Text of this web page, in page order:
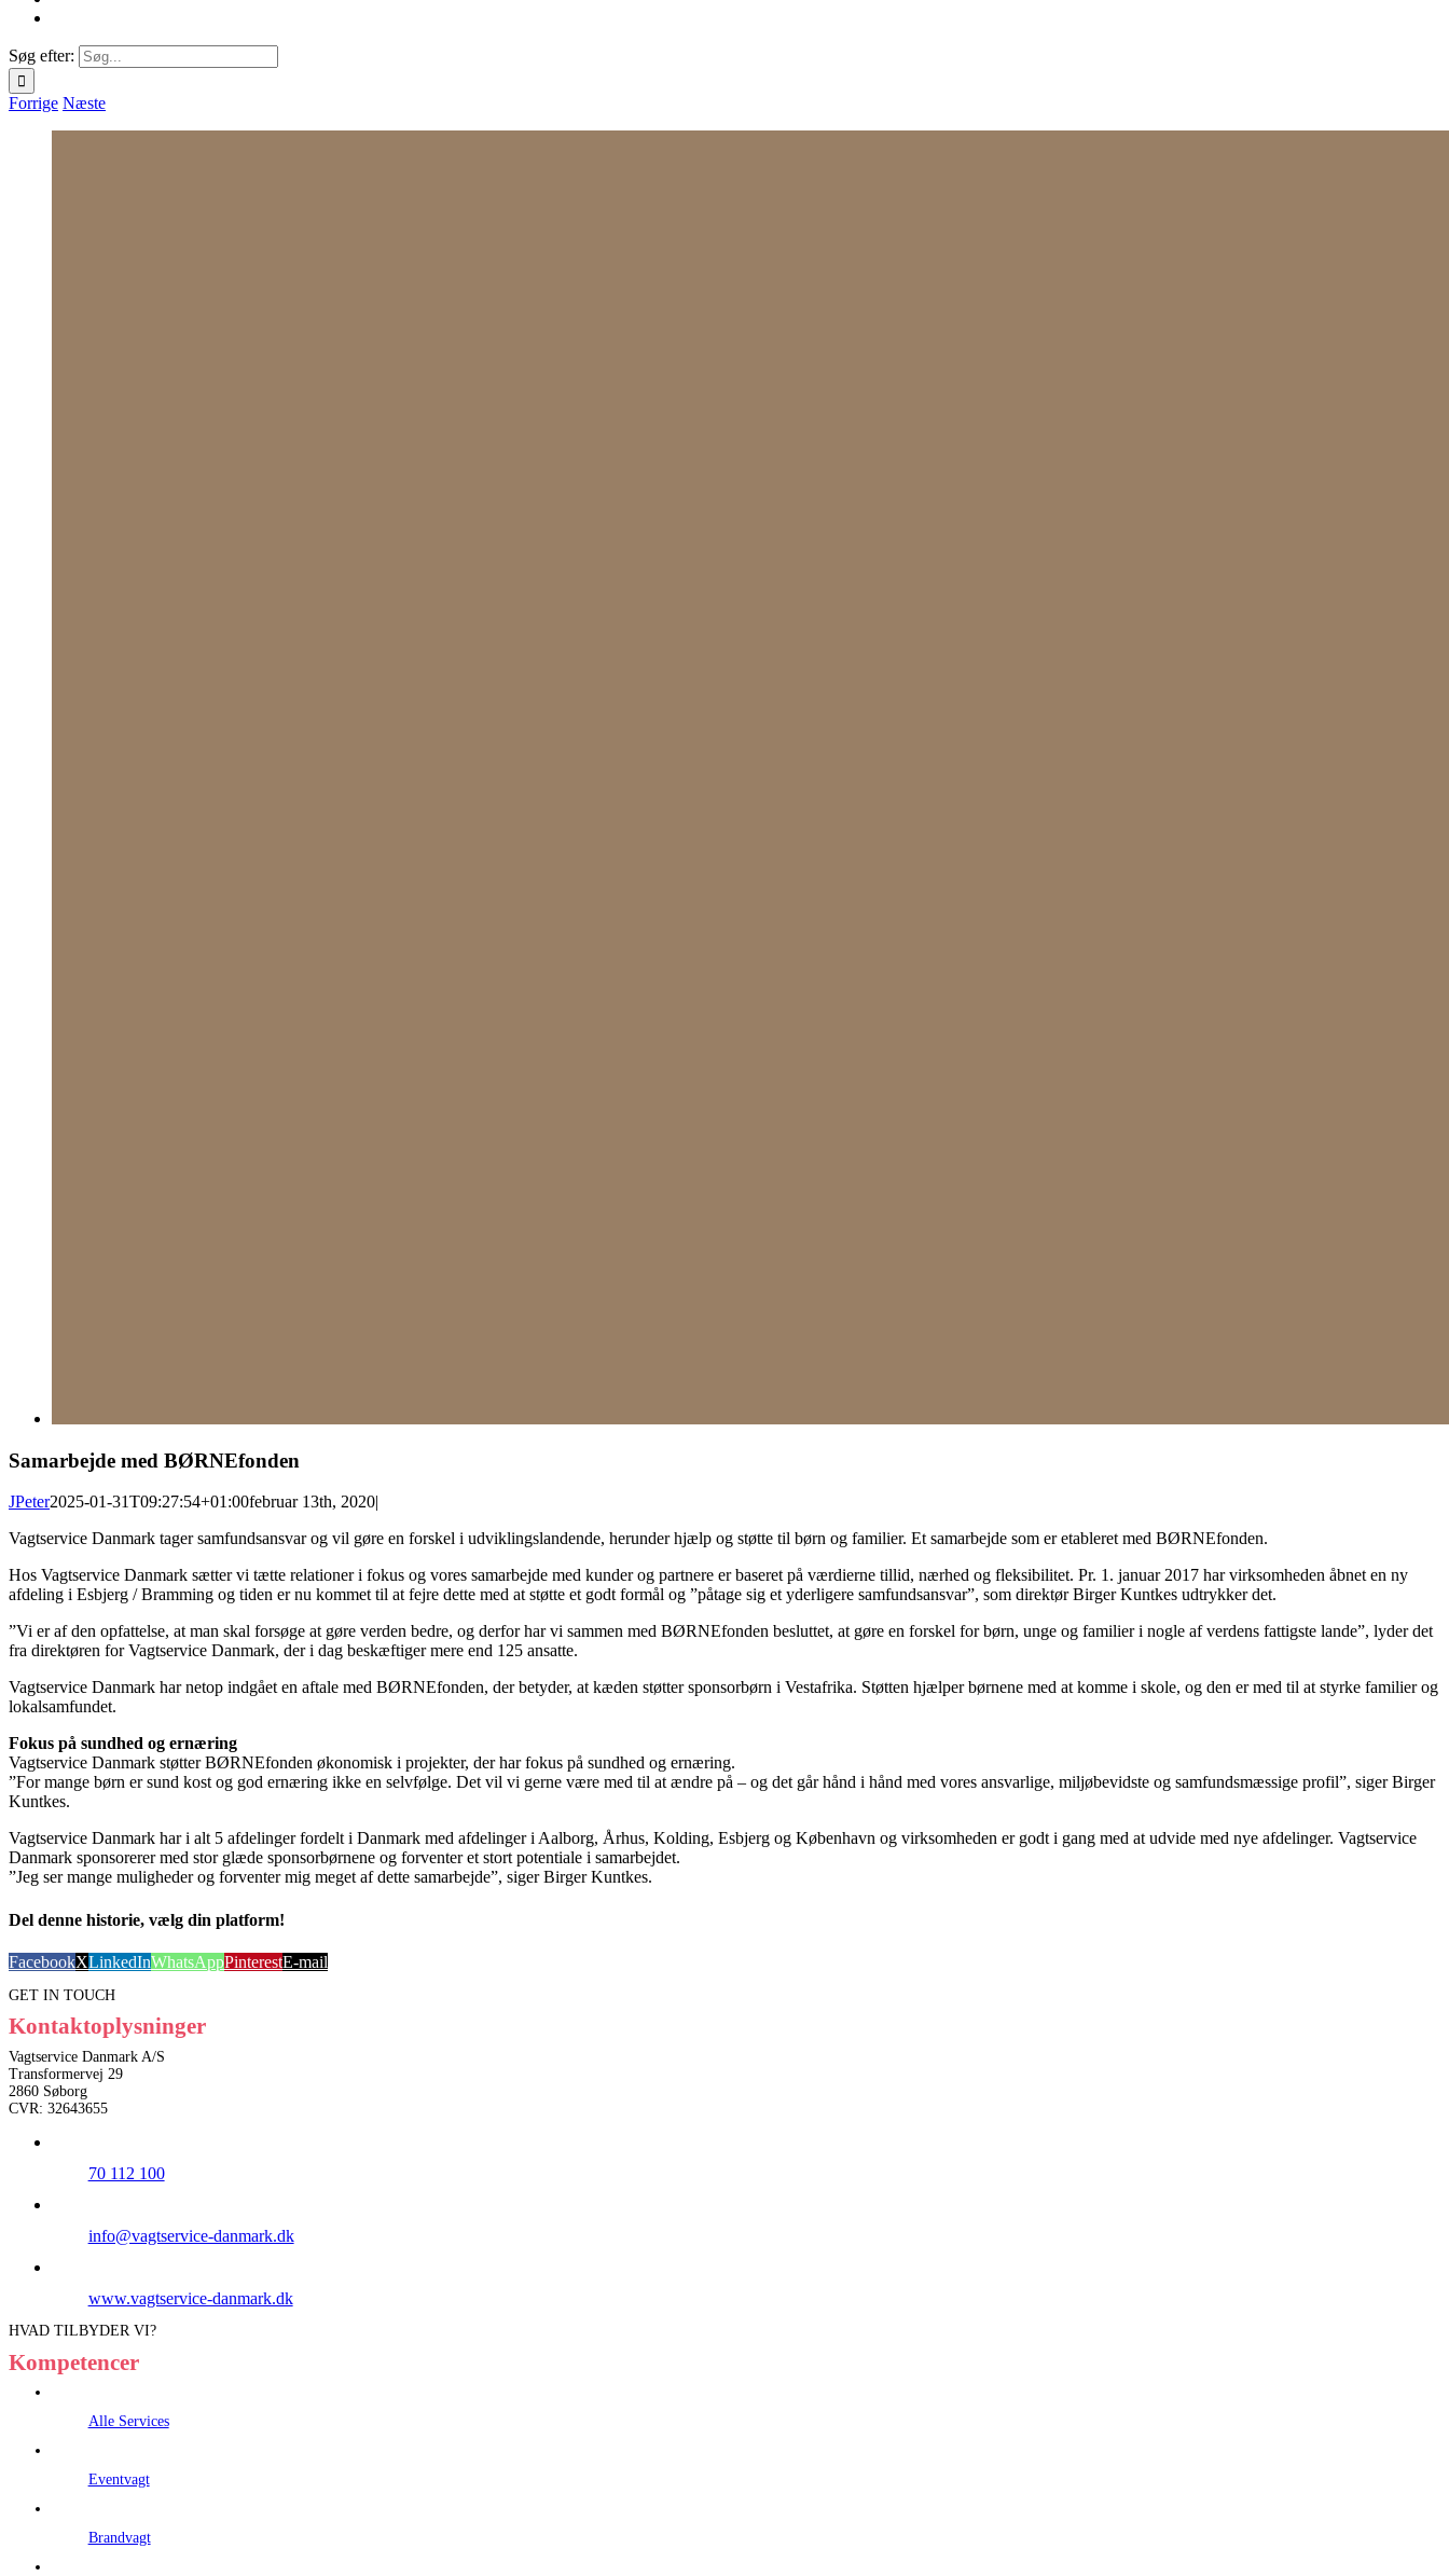
Søg efter:
Forrige Næste
Samarbejde med BØRNEfonden
JPeter2025-01-31T09:27:54+01:00februar 13th, 2020|
Vagtservice Danmark tager samfundsansvar og vil gøre en forskel i udviklingslandende, herunder hjælp og støtte til børn og familier. Et samarbejde som er etableret med BØRNEfonden.
Hos Vagtservice Danmark sætter vi tætte relationer i fokus og vores samarbejde med kunder og partnere er baseret på værdierne tillid, nærhed og fleksibilitet. Pr. 1. januar 2017 har virksomheden åbnet en ny
afdeling i Esbjerg / Bramming og tiden er nu kommet til at fejre dette med at støtte et godt formål og ”påtage sig et yderligere samfundsansvar”, som direktør Birger Kuntkes udtrykker det.
”Vi er af den opfattelse, at man skal forsøge at gøre verden bedre, og derfor har vi sammen med BØRNEfonden besluttet, at gøre en forskel for børn, unge og familier i nogle af verdens fattigste lande”, lyder det
fra direktøren for Vagtservice Danmark, der i dag beskæftiger mere end 125 ansatte.
Vagtservice Danmark har netop indgået en aftale med BØRNEfonden, der betyder, at kæden støtter sponsorbørn i Vestafrika. Støtten hjælper børnene med at komme i skole, og den er med til at styrke familier og
lokalsamfundet.
Fokus på sundhed og ernæring
Vagtservice Danmark støtter BØRNEfonden økonomisk i projekter, der har fokus på sundhed og ernæring.
”For mange børn er sund kost og god ernæring ikke en selvfølge. Det vil vi gerne være med til at ændre på – og det går hånd i hånd med vores ansvarlige, miljøbevidste og samfundsmæssige profil”, siger Birger
Kuntkes.
Vagtservice Danmark har i alt 5 afdelinger fordelt i Danmark med afdelinger i Aalborg, Århus, Kolding, Esbjerg og København og virksomheden er godt i gang med at udvide med nye afdelinger. Vagtservice
Danmark sponsorerer med stor glæde sponsorbørnene og forventer et stort potentiale i samarbejdet.
”Jeg ser mange muligheder og forventer mig meget af dette samarbejde”, siger Birger Kuntkes.
Del denne historie, vælg din platform!
FacebookXLinkedInWhatsAppPinterestE-mail
GET IN TOUCH
Kontaktoplysninger
Vagtservice Danmark A/S
Transformervej 29
2860 Søborg
CVR: 32643655
70 112 100
info@vagtservice-danmark.dk
www.vagtservice-danmark.dk
HVAD TILBYDER VI?
Kompetencer
Alle Services
Eventvagt
Brandvagt